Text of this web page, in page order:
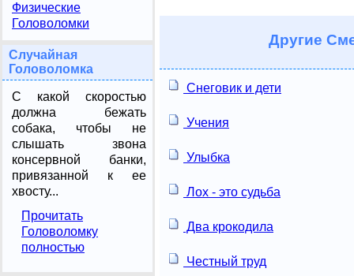
Физические
Головоломки
Случайная
Головоломка
С какой скоростью
должна бежать
собака, чтобы не
слышать звона
консервной банки,
привязанной к ее
хвосту...
Прочитать
Головоломку
полностью
Другие
Снеговик и дети
Учения
Улыбка
Лох - это судьба
Два крокодила
Честный труд